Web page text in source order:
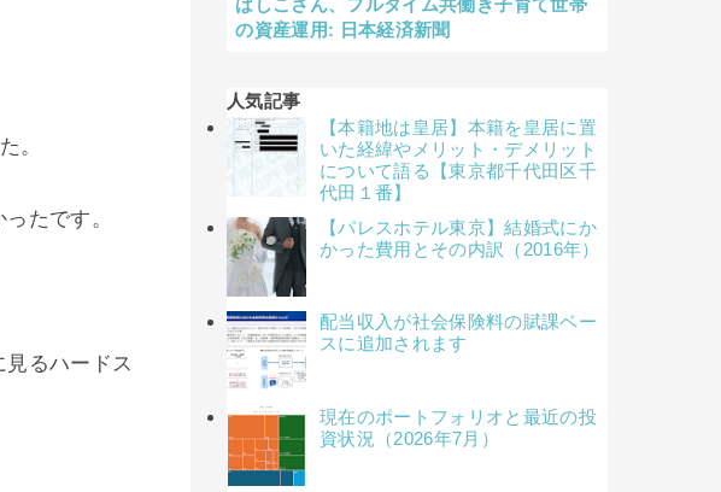
。
たです。
るハードス
ばしこさん、フルタイム共働き子育て世帯
の資産運用: 日本経済新聞
人気記事
【本籍地は皇居】本籍を皇居に置
いた経緯やメリット・デメリット
について語る【東京都千代田区千
代田１番】
【パレスホテル東京】結婚式にか
かった費用とその内訳（2016年）
配当収入が社会保険料の賦課ベー
スに追加されます
現在のポートフォリオと最近の投
資状況（2026年7月）